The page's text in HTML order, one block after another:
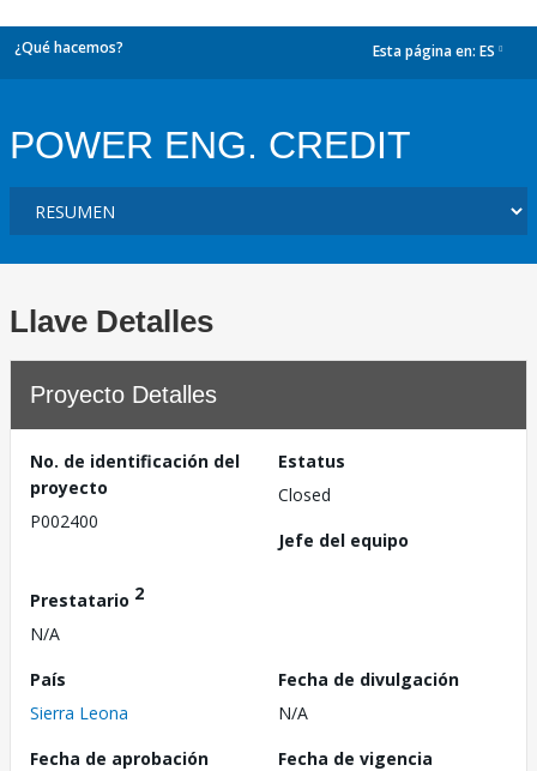
¿Qué hacemos? Esta página en: ES
POWER ENG. CREDIT
Llave Detalles
Proyecto Detalles
No. de identificación del
proyecto
P002400
Estatus
Closed
Jefe del equipo
Prestatario 2
N/A
País
Sierra Leona
Fecha de divulgación
N/A
Fecha de aprobación
Fecha de vigencia